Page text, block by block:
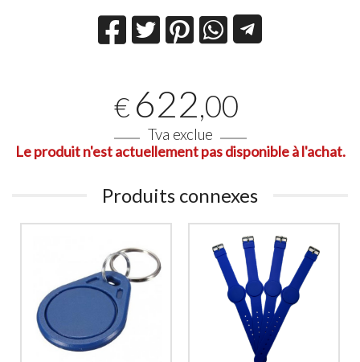
€ 622,00
Tva exclue
Le produit n'est actuellement pas disponible à l'achat.
Produits connexes